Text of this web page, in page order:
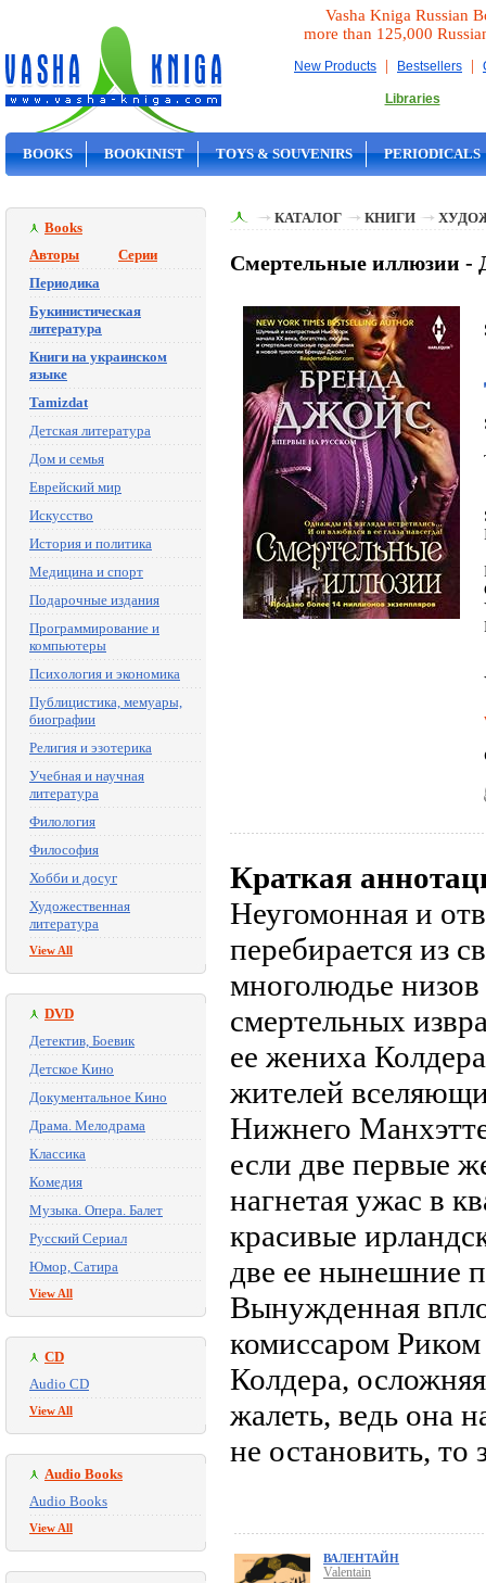
Vasha Kniga Russian
more than 125,000
New Products | Bestsellers |
Libraries
BOOKS BOOKINIST TOYS & SOUVENIRS PERIODICALS
Books
Авторы
Серии
Периодика
Букинистическая
литература
Книги на украинском
языке
Tamizdat
Детская литература
Дом и семья
Еврейский мир
Искусство
История и политика
Медицина и спорт
Подарочные издания
Программирование и
компьютеры
Психология и экономика
Публицистика, мемуары,
биографии
Религия и эзотерика
Учебная и научная
литература
Филология
Философия
Хобби и досуг
Художественная
литература
View All
DVD
Детектив, Боевик
Детское Кино
Документальное Кино
Драма. Мелодрама
Классика
Комедия
Музыка. Опера. Балет
Русский Сериал
Юмор, Сатира
View All
CD
Audio CD
View All
Audio Books
Audio Books
View All
КАТАЛОГ КНИГИ
Смертельные иллюзии -
Краткая
Неугомонная и
перебирается из
многолюдье
смертельных
ее жениха
жителей
Нижнего
если две первые
нагнетая ужас в
красивые
две ее нынешние
Вынужденная
комиссаром
Колдера,
жалеть, ведь она
не остановить, то
ВАЛЕНТАЙН
Valentain